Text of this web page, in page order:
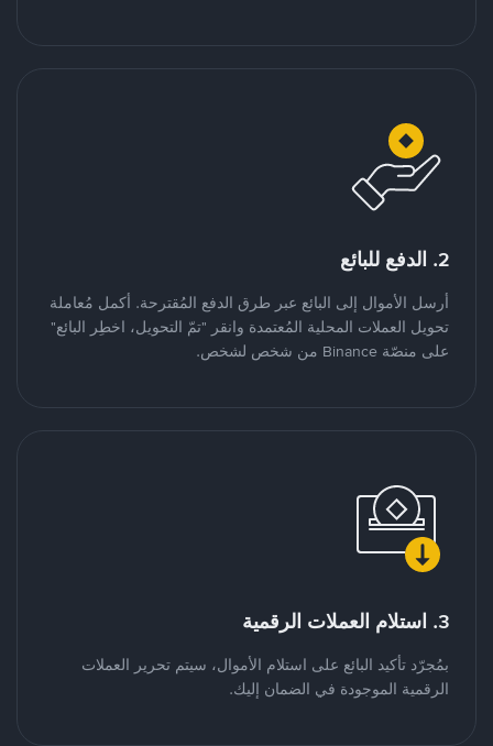
2. الدفع للبائع
أرسل الأموال إلى البائع عبر طرق الدفع المُقترحة. أكمل مُعاملة
تحويل العملات المحلية المُعتمدة وانقر "تمّ التحويل، اخطِر البائع"
على منصّة Binance من شخص لشخص.
3. استلام العملات الرقمية
بمُجرّد تأكيد البائع على استلام الأموال، سيتم تحرير العملات
الرقمية الموجودة في الضمان إليك.